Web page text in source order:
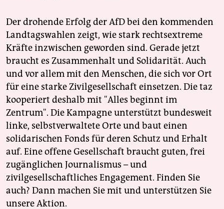
Der drohende Erfolg der AfD bei den kommenden
Landtagswahlen zeigt, wie stark rechtsextreme
Kräfte inzwischen geworden sind. Gerade jetzt
braucht es Zusammenhalt und Solidarität. Auch
und vor allem mit den Menschen, die sich vor Ort
für eine starke Zivilgesellschaft einsetzen. Die taz
kooperiert deshalb mit "Alles beginnt im
Zentrum". Die Kampagne unterstützt bundesweit
linke, selbstverwaltete Orte und baut einen
solidarischen Fonds für deren Schutz und Erhalt
auf. Eine offene Gesellschaft braucht guten, frei
zugänglichen Journalismus – und
zivilgesellschaftliches Engagement. Finden Sie
auch? Dann machen Sie mit und unterstützen Sie
unsere Aktion.